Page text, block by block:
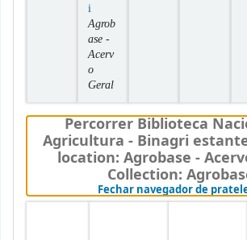
i
Agrob
ase -
Acerv
o
Geral
Percorrer Biblioteca
Agricultura - Binagri
location: Agrobase -
Collection:
Fechar navegador de